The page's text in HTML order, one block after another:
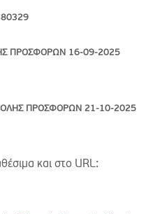
ΠΡΟΣΦΟΡΩΝ 16-09-2025
ΠΡΟΣΦΟΡΩΝ 21-10-2025
και στο URL: